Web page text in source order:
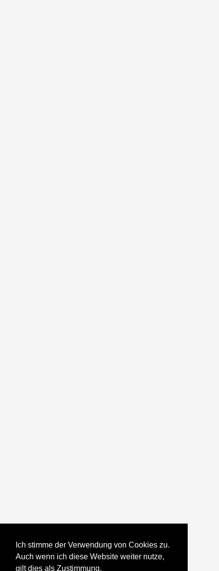
Ich stimme der Verwendung von Cookies zu.
Auch wenn ich diese Website weiter nutze,
gilt dies als Zustimmung.